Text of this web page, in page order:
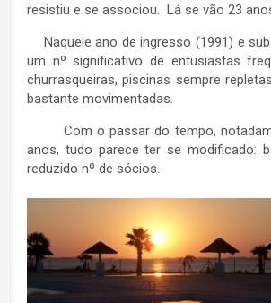
resistiu e se associou. Lá se vão 23
Naquele ano de ingresso (1991) e
um nº significativo de entusiastas
churrasqueiras, piscinas sempre
bastante movimentadas.
Com o passar do tempo,
anos, tudo parece ter se modificado:
reduzido nº de sócios.